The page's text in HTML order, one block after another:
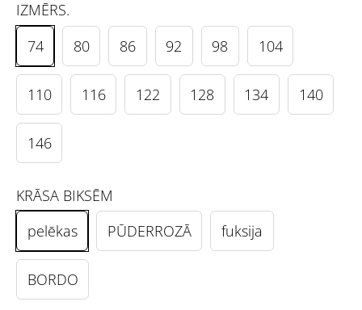
IZMĒRS.
74
80 86 92 98 104
110 116 122 128 134 140
146
KRĀSA BIKSĒM
pelēkas
PŪDERROZĀ fuksija
BORDO